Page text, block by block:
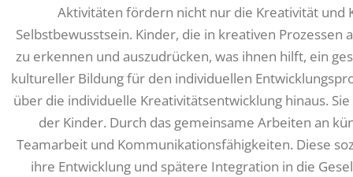
Aktivitäten fördern nicht nur die Kreativität und
Selbstbewusstsein. Kinder, die in kreativen
zu erkennen und auszudrücken, was ihnen hilft, ein
kultureller Bildung für den individuellen
über die individuelle Kreativitätsentwicklung hinaus.
der Kinder. Durch das gemeinsame Arbeiten an
Teamarbeit und Kommunikationsfähigkeiten. Diese
ihre Entwicklung und spätere Integration in die